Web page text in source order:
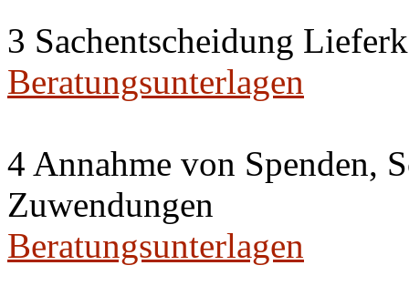
3 Sachentscheidung
Beratungsunterlagen
4 Annahme von Spenden,
Zuwendungen
Beratungsunterlagen